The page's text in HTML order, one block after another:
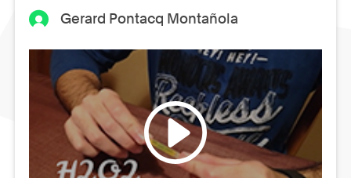
Gerard Pontacq Montañola